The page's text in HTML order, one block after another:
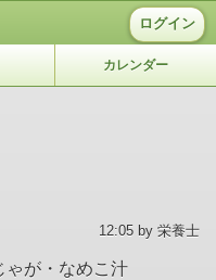
ログイン
カレンダー
12:05 by 栄養士
ゃが・なめこ汁